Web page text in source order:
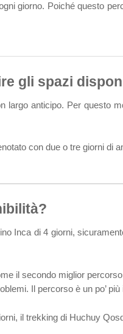
giorno. Poiché questo
gli spazi
largo anticipo. Per
con due o tre giorni
Inca di 4 giorni,
il secondo miglior
Il percorso è un po’
il trekking di Huchuy